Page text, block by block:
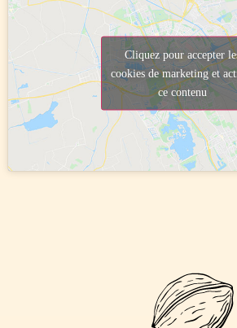
Cliquez pour accepter
cookies de marketing et
ce contenu